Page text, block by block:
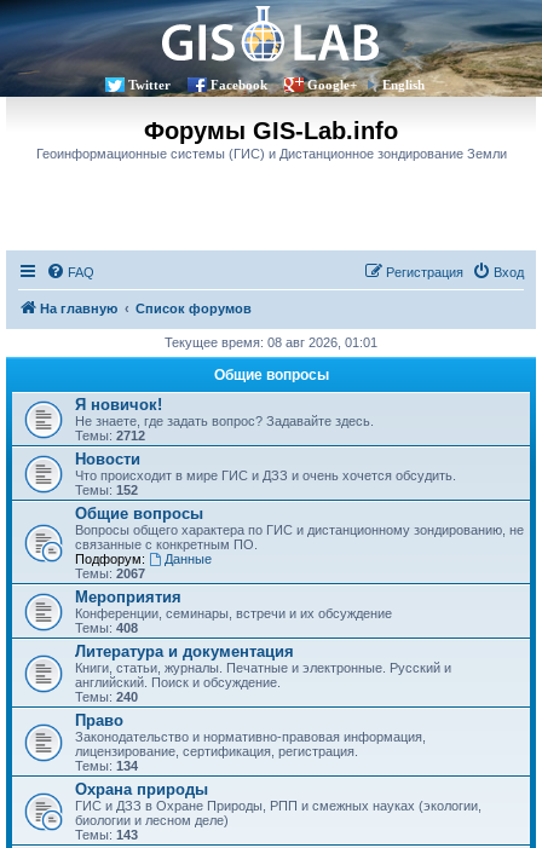
Twitter Facebook Google+ English
Форумы GIS-Lab.info
Геоинформационные системы (ГИС) и Дистанционное зондирование Земли
FAQ Вход
Регистрация
На главную Список форумов
Текущее время: 08 авг 2026, 01:01
Общие вопросы
Я новичок!
Не знаете, где задать вопрос? Задавайте здесь.
Темы: 2712
Новости
Что происходит в мире ГИС и ДЗЗ и очень хочется обсудить.
Темы: 152
Общие вопросы
Вопросы общего характера по ГИС и дистанционному зондированию, не
связанные с конкретным ПО.
Подфорум:
Данные
Темы: 2067
Мероприятия
Конференции, семинары, встречи и их обсуждение
Темы: 408
Литература и документация
Книги, статьи, журналы. Печатные и электронные. Русский и
английский. Поиск и обсуждение.
Темы: 240
Право
Законодательство и нормативно-правовая информация,
лицензирование, сертификация, регистрация.
Темы: 134
Охрана природы
ГИС и ДЗЗ в Охране Природы, РПП и смежных науках (экологии,
биологии и лесном деле)
Темы: 143